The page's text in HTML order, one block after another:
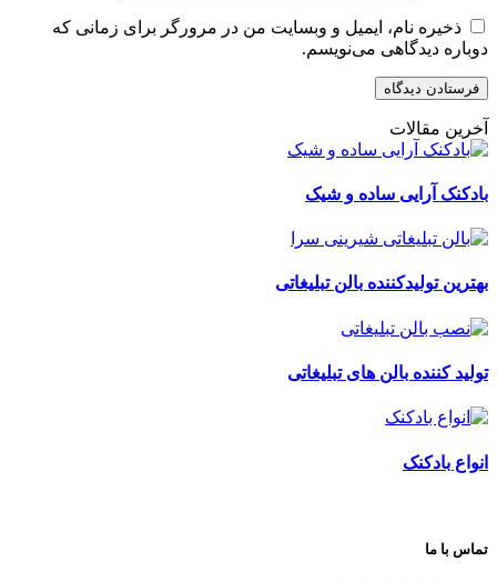
ذخیره نام، ایمیل و وبسایت من در مرورگر برای زمانی که
دوباره دیدگاهی می‌نویسم.
آخرین مقالات
بادکنک آرایی ساده و شیک
بهترین تولیدکننده بالن تبلیغاتی
تولید کننده بالن های تبلیغاتی
انواع بادکنک
تماس با ما